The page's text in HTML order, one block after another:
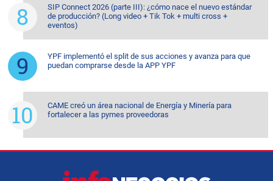
SIP Connect 2026 (parte III): ¿cómo nace el nuevo estándar
de producción? (Long video + Tik Tok + multi cross +
eventos)
YPF implementó el split de sus acciones y avanza para que
puedan comprarse desde la APP YPF
CAME creó un área nacional de Energía y Minería para
fortalecer a las pymes proveedoras